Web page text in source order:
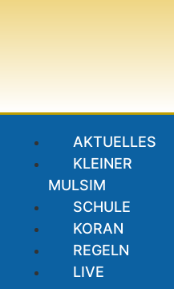
AKTUELLES
KLEINER
MULSIM
SCHULE
KORAN
REGELN
LIVE